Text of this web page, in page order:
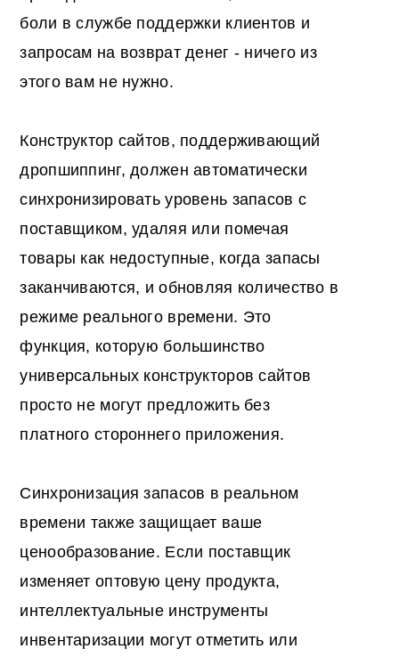
боли в службе поддержки клиентов и
запросам на возврат денег - ничего из
этого вам не нужно.
Конструктор сайтов, поддерживающий
дропшиппинг, должен автоматически
синхронизировать уровень запасов с
поставщиком, удаляя или помечая
товары как недоступные, когда запасы
заканчиваются, и обновляя количество в
режиме реального времени. Это
функция, которую большинство
универсальных конструкторов сайтов
просто не могут предложить без
платного стороннего приложения.
Синхронизация запасов в реальном
времени также защищает ваше
ценообразование. Если поставщик
изменяет оптовую цену продукта,
интеллектуальные инструменты
инвентаризации могут отметить или